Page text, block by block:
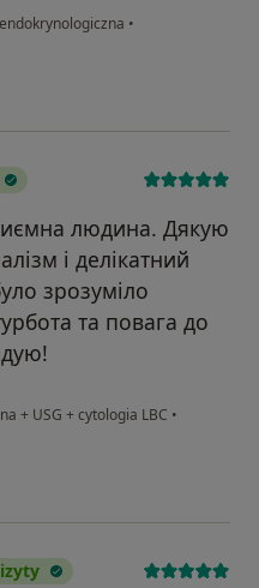
•
людина. Дякую
і делікатний
зрозуміло
та повага до
+ USG + cytologia LBC •